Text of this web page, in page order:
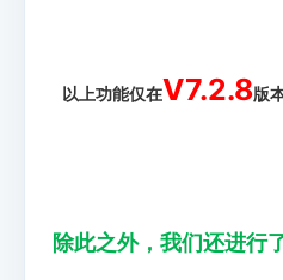
以上功能仅在V7.2.8版
除此之外，我们还进行